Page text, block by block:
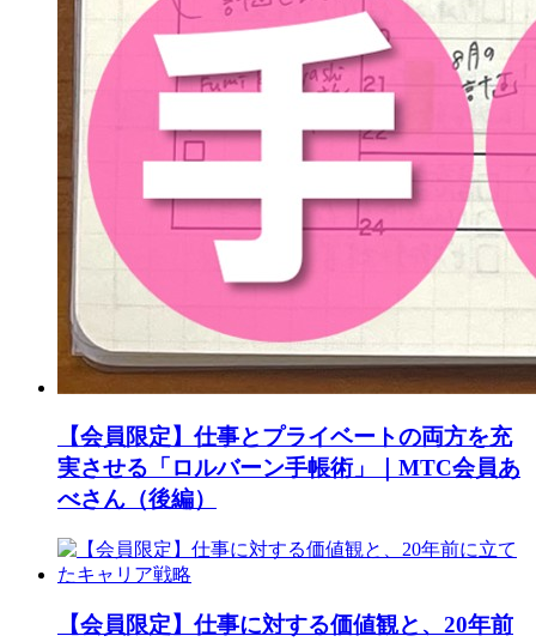
【会員限定】仕事とプライベートの両方を充
実させる「ロルバーン手帳術」｜MTC会員あ
べさん（後編）
【会員限定】仕事に対する価値観と、20年前